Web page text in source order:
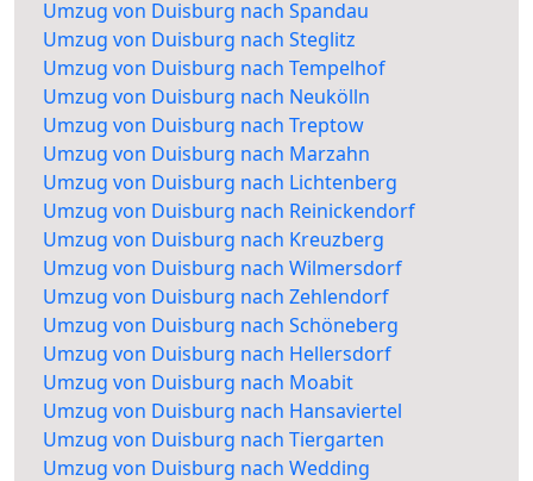
Umzug von Duisburg nach Spandau
Umzug von Duisburg nach Steglitz
Umzug von Duisburg nach Tempelhof
Umzug von Duisburg nach Neukölln
Umzug von Duisburg nach Treptow
Umzug von Duisburg nach Marzahn
Umzug von Duisburg nach Lichtenberg
Umzug von Duisburg nach Reinickendorf
Umzug von Duisburg nach Kreuzberg
Umzug von Duisburg nach Wilmersdorf
Umzug von Duisburg nach Zehlendorf
Umzug von Duisburg nach Schöneberg
Umzug von Duisburg nach Hellersdorf
Umzug von Duisburg nach Moabit
Umzug von Duisburg nach Hansaviertel
Umzug von Duisburg nach Tiergarten
Umzug von Duisburg nach Wedding